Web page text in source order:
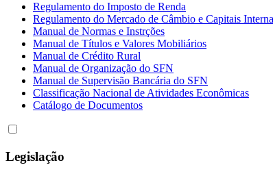
Regulamento do Imposto de Renda
Regulamento do Mercado de Câmbio e Capitais
Manual de Normas e Instrções
Manual de Títulos e Valores Mobiliários
Manual de Crédito Rural
Manual de Organização do SFN
Manual de Supervisão Bancária do SFN
Classificação Nacional de Atividades Econômicas
Catálogo de Documentos
Legislação